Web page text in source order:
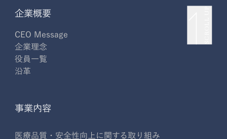
企業概要
CEO Message
企業理念
役員一覧
沿革
事業内容
医療品質・安全性向上に関する取り組み